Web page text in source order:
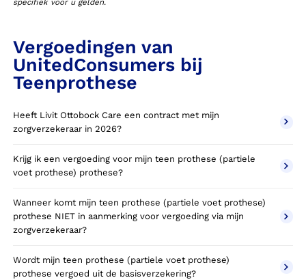
Vergoedingen van
UnitedConsumers bij
Teenprothese
Heeft Livit Ottobock Care een contract met mijn
zorgverzekeraar in 2026?
Krijg ik een vergoeding voor mijn teen prothese (partiele
voet prothese) prothese?
Wanneer komt mijn teen prothese (partiele voet prothese)
prothese NIET in aanmerking voor vergoeding via mijn
zorgverzekeraar?
Wordt mijn teen prothese (partiele voet prothese)
prothese vergoed uit de basisverzekering?